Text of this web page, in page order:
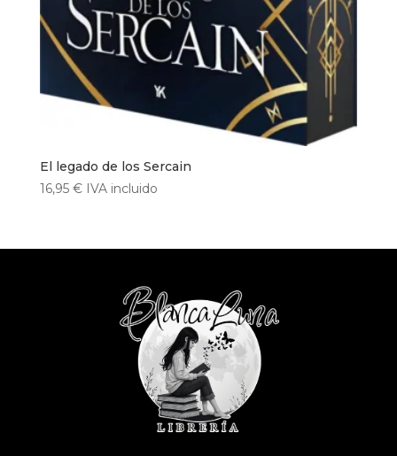
El legado de los Sercain
16,95 € IVA incluido